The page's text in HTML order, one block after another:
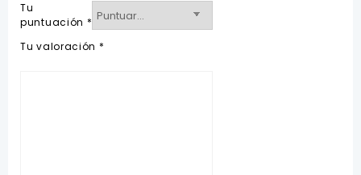
Tu
puntuación *
Tu valoración *